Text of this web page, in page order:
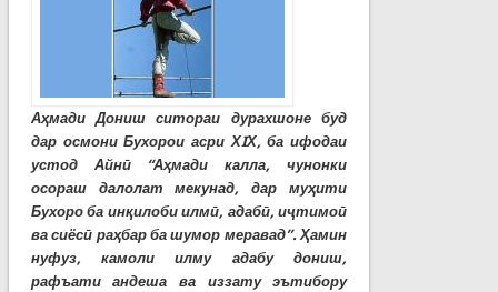
Аҳмади Дониш ситораи дурахшоне буд
дар осмони Бухорои асри ХIХ, ба ифодаи
устод Айнӣ “Аҳмади калла, чунонки
осораш далолат мекунад, дар муҳити
Бухоро ба инқилоби илмӣ, адабӣ, иҷтимоӣ
ва сиёсӣ раҳбар ба шумор меравад”. Ҳамин
нуфуз, камоли илму адабу дониш,
рафъати андеша ва иззату эътибору